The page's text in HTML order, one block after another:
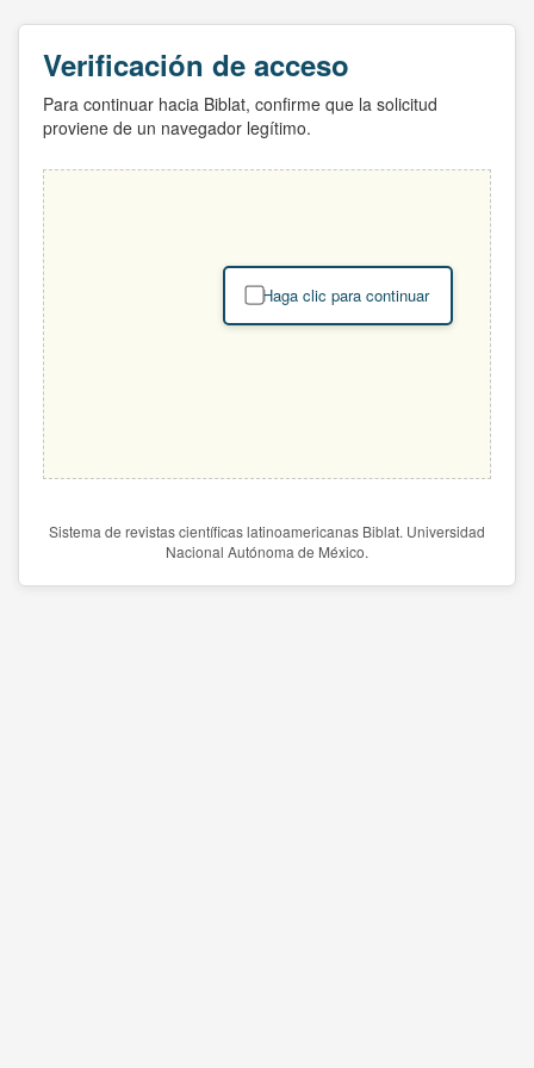
Verificación de acceso
Para continuar hacia Biblat, confirme que la solicitud
proviene de un navegador legítimo.
Haga clic para continuar
Sistema de revistas científicas latinoamericanas Biblat. Universidad
Nacional Autónoma de México.